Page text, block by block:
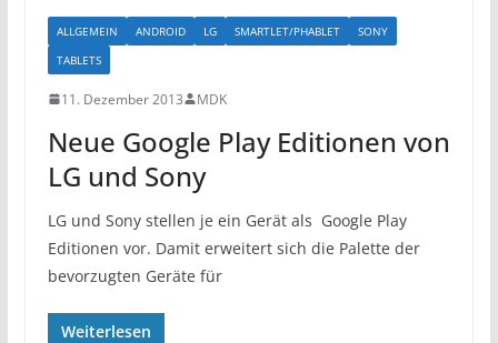
ALLGEMEIN ANDROID LG SMARTLET/PHABLET
SONY
TABLETS
11. Dezember 2013 MDK
Neue Google Play Editionen von
LG und Sony
LG und Sony stellen je ein Gerät als Google Play
Editionen vor. Damit erweitert sich die Palette der
bevorzugten Geräte für
Weiterlesen